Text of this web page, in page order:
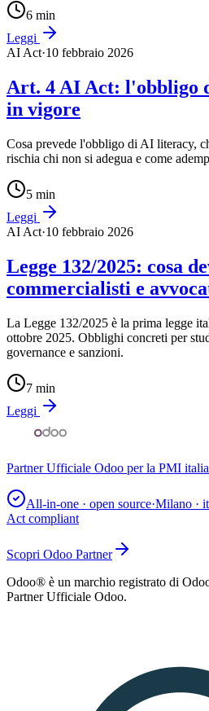
6 min
Leggi
AI Act·10 febbraio 2026
Art. 4 AI Act: l'obbligo
in vigore
Cosa prevede l'obbligo di AI literacy,
rischia chi non si adegua e come
5 min
Leggi
AI Act·10 febbraio 2026
Legge 132/2025: cosa
commercialisti e
La Legge 132/2025 è la prima legge
ottobre 2025. Obblighi concreti per
governance e sanzioni.
7 min
Leggi
Partner Ufficiale Odoo per la PMI
All-in-one · open source·Milano ·
Act compliant
Scopri Odoo Partner
Odoo® è un marchio registrato di
Partner Ufficiale Odoo.